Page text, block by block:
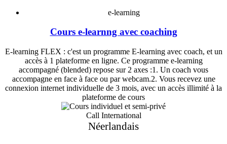
e-learning
Cours e-learnng avec coaching
E-learning FLEX : c'est un programme E-learning avec coach, et un
accès à 1 plateforme en ligne. Ce programme e-learning
accompagné (blended) repose sur 2 axes :1. Un coach vous
accompagne en face à face ou par webcam.2. Vous recevez une
connexion internet individuelle de 3 mois, avec un accès illimité à la
plateforme de cours
Call International
Néerlandais